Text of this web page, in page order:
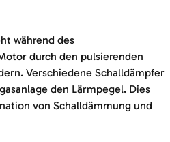
während des
durch den pulsierenden
Verschiedene Schalldämpfer
den Lärmpegel. Dies
von Schalldämmung und